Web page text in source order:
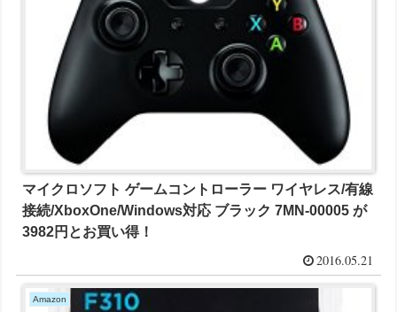
マイクロソフト ゲームコントローラー ワイヤレス/有線
接続/XboxOne/Windows対応 ブラック 7MN-00005 が
3982円とお買い得！
2016.05.21
Amazon